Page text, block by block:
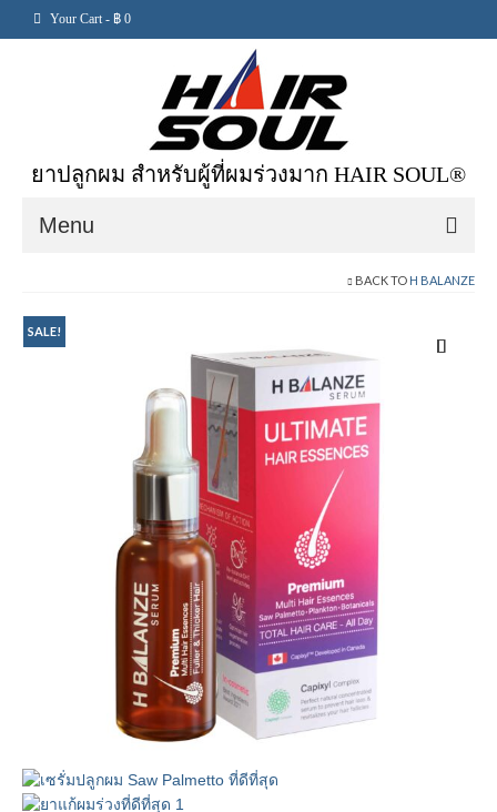
Your Cart - ฿ 0
ยาปลูกผม สำหรับผู้ที่ผมร่วงมาก HAIR SOUL®
Menu
เกี่ยวกับเรา
สมัครตัวแทน
บทความ
ติดต่อเรา-จุดจำหน่าย
BACK TO H BALANZE
SALE!